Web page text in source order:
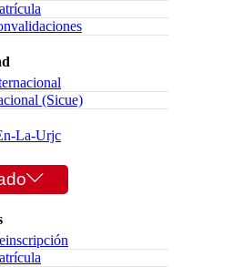
(Sicue)
La-Urjc